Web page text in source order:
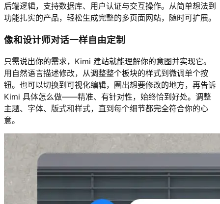
后端逻辑，支持数据库、用户认证与交互操作。从简单想法到
功能扎实的产品，轻松生成完整的多页面网站，随时可扩展。
像和设计师对话一样自由定制
只需说出你的需求，Kimi 建站就能理解你的意图并实现它。
用自然语言描述修改，从调整整个板块的样式到微调单个按
钮。也可以切换到可视化编辑，圈出想要修改的地方，再告诉
Kimi 具体怎么做——精准、有针对性，始终恰到好处。调整
主题、字体、版式和样式，直到每个细节都完全符合你的心
意。